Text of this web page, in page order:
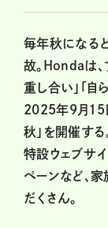
毎年秋になる
故。Hondaは
重し合い」「自
2025年9月15
秋」を開催する
特設ウェブサ
ペーンなど、
だくさん。